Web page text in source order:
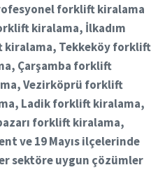
forklift kiralama
kiralama, İlkadım
Tekkeköy forklift
Çarşamba forklift
Vezirköprü forklift
Ladik forklift kiralama,
forklift kiralama,
ve 19 Mayısilçelerinde
sektöre uygun çözümler